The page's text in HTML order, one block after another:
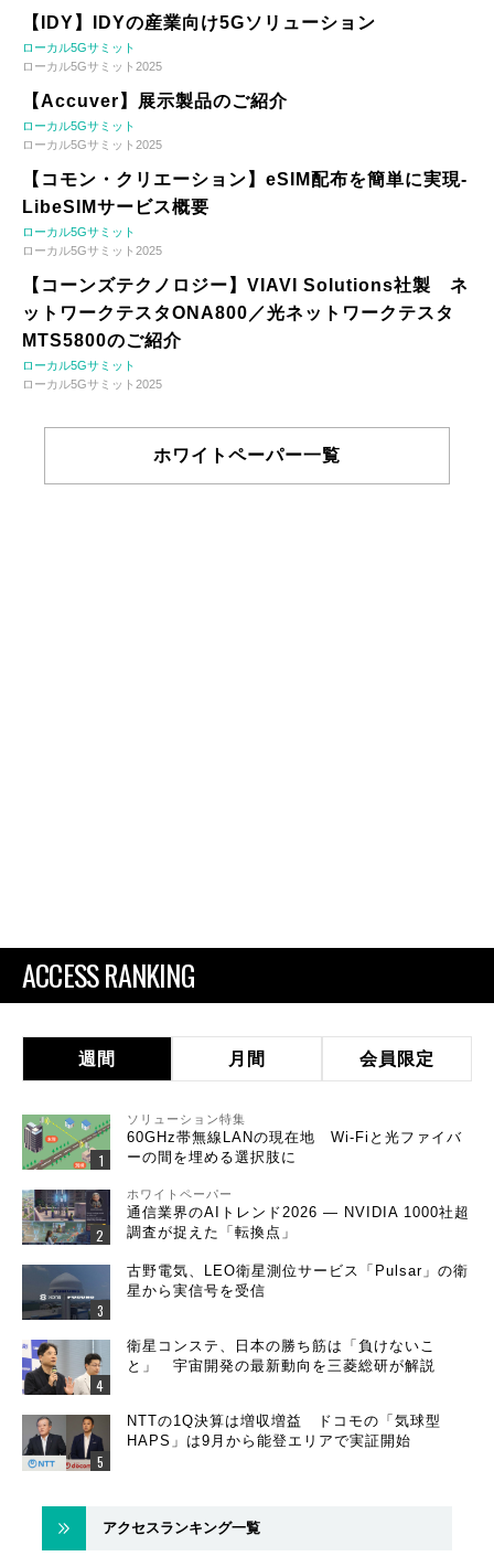
【IDY】IDYの産業向け5Gソリューション
ローカル5Gサミット
ローカル5Gサミット2025
【Accuver】展示製品のご紹介
ローカル5Gサミット
ローカル5Gサミット2025
【コモン・クリエーション】eSIM配布を簡単に実現-
LibeSIMサービス概要
ローカル5Gサミット
ローカル5Gサミット2025
【コーンズテクノロジー】VIAVI Solutions社製 ネ
ットワークテスタONA800／光ネットワークテスタ
MTS5800のご紹介
ローカル5Gサミット
ローカル5Gサミット2025
ホワイトペーパー一覧
ACCESS RANKING
週間 月間 会員限定
ソリューション特集
60GHz帯無線LANの現在地 Wi-Fiと光ファイバ
ーの間を埋める選択肢に
ホワイトペーパー
通信業界のAIトレンド2026 ― NVIDIA 1000社超
調査が捉えた「転換点」
古野電気、LEO衛星測位サービス「Pulsar」の衛
星から実信号を受信
衛星コンステ、日本の勝ち筋は「負けないこ
と」 宇宙開発の最新動向を三菱総研が解説
NTTの1Q決算は増収増益 ドコモの「気球型
HAPS」は9月から能登エリアで実証開始
アクセスランキング一覧